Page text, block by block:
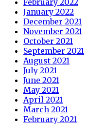
February 2022
January 2022
December 2021
November 2021
October 2021
September 2021
August 2021
July 2021
June 2021
May 2021
April 2021
March 2021
February 2021